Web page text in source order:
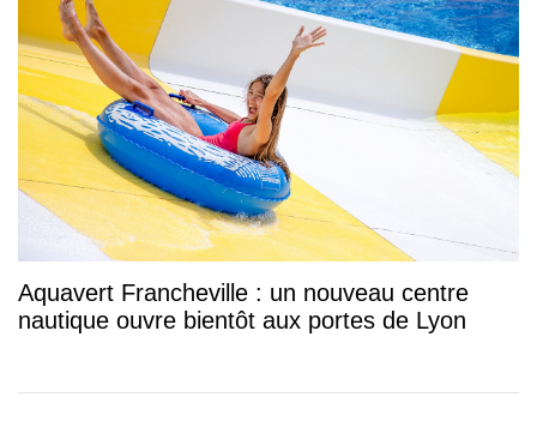
Aquavert Francheville : un nouveau centre
nautique ouvre bientôt aux portes de Lyon